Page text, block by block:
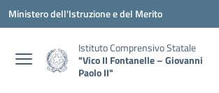
Vai ai contenuti
Vai al menu di navigazione
Vai al footer
Ministero dell'Istruzione e del Merito
Istituto Comprensivo Statale
"Vico II Fontanelle – Giovanni
Paolo II"